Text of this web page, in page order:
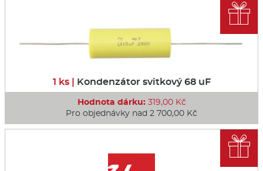
1 ks | Kondenzátor svitkový 68 uF
Hodnota dárku:319,00 Kč
Pro objednávky nad 2 700,00 Kč

